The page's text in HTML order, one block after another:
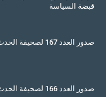
قبضة السياسة
صدور العدد 167 لصحيفة الحدث الاسبوعي من لندن
صدور العدد 166 لصحيفة الحدث الاسبوعي من لندن